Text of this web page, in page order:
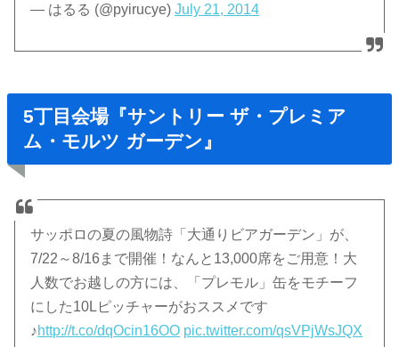
— はるる (@pyirucye)July 21, 2014
5丁目会場『サントリー ザ・プレミア
ム・モルツ ガーデン』
サッポロの夏の風物詩「大通りビアガーデン」が、
7/22～8/16まで開催！なんと13,000席をご用意！大
人数でお越しの方には、「プレモル」缶をモチーフ
にした10Lピッチャーがおススメです
♪http://t.co/dqOcin16OO pic.twitter.com/qsVPjWsJQX